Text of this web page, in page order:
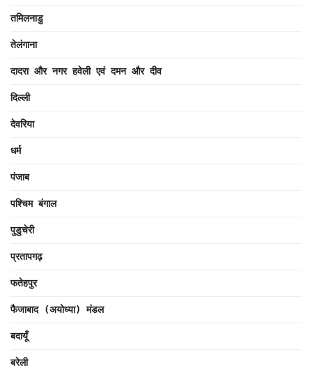
तमिलनाडु
तेलंगाना
दादरा और नगर हवेली एवं दमन और दीव
दिल्ली
देवरिया
धर्म
पंजाब
पश्चिम बंगाल
पुडुचेरी
प्रतापगढ़
फतेहपुर
फैजाबाद (अयोध्या) मंडल
बदायूँ
बरेली